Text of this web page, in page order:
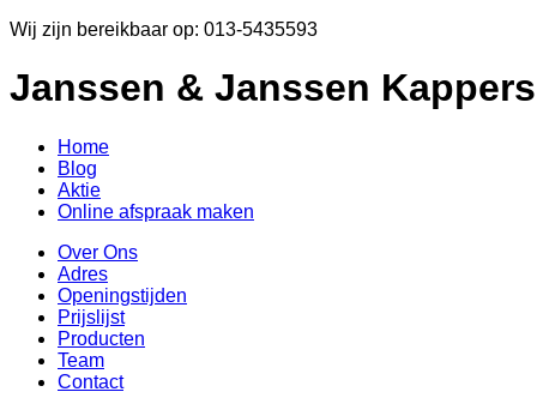
Wij zijn bereikbaar op: 013-5435593
Janssen & Janssen Kappers
Home
Blog
Aktie
Online afspraak maken
Over Ons
Adres
Openingstijden
Prijslijst
Producten
Team
Contact